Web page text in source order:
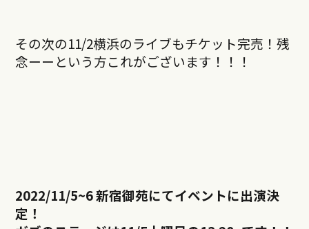
その次の11/2横浜のライブもチケット完売！残
念ーーという方これがございます！！！
2022/11/5~6 新宿御苑にてイベントに出演決
定！